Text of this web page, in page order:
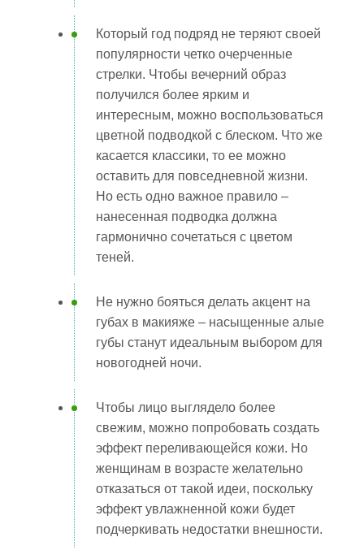
Который год подряд не теряют своей
популярности четко очерченные
стрелки. Чтобы вечерний образ
получился более ярким и
интересным, можно воспользоваться
цветной подводкой с блеском. Что же
касается классики, то ее можно
оставить для повседневной жизни.
Но есть одно важное правило –
нанесенная подводка должна
гармонично сочетаться с цветом
теней.
Не нужно бояться делать акцент на
губах в макияже – насыщенные алые
губы станут идеальным выбором для
новогодней ночи.
Чтобы лицо выглядело более
свежим, можно попробовать создать
эффект переливающейся кожи. Но
женщинам в возрасте желательно
отказаться от такой идеи, поскольку
эффект увлажненной кожи будет
подчеркивать недостатки внешности.